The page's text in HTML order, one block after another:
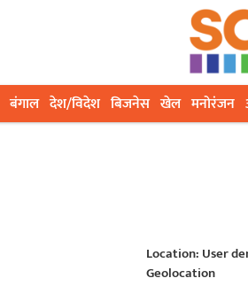
बंगाल देश/विदेश बिजनेस खेल मनोरंजन
Location: User
Geolocation